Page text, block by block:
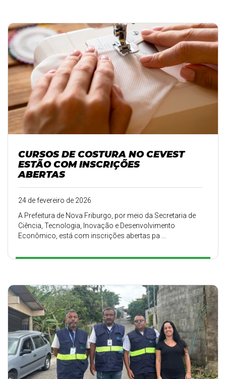
CURSOS DE COSTURA NO CEVEST
ESTÃO COM INSCRIÇÕES
ABERTAS
24 de fevereiro de 2026
A Prefeitura de Nova Friburgo, por meio da Secretaria de
Ciência, Tecnologia, Inovação e Desenvolvimento
Econômico, está com inscrições abertas pa ...